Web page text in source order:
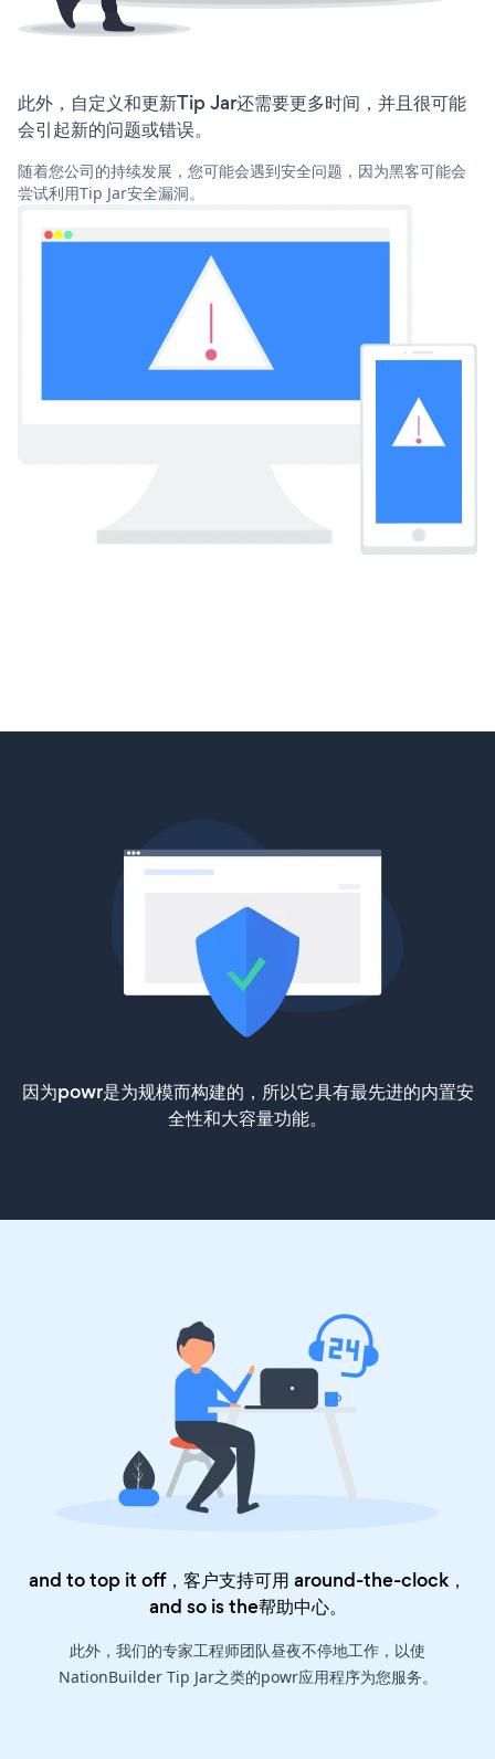
此外，自定义和更新Tip Jar还需要更多时间，并且很可能
会引起新的问题或错误。
随着您公司的持续发展，您可能会遇到安全问题，因为黑客可能会
尝试利用Tip Jar安全漏洞。
因为powr是为规模而构建的，所以它具有最先进的内置安
全性和大容量功能。
and to top it off，客户支持可用 around-the-clock，
and so is the帮助中心。
此外，我们的专家工程师团队昼夜不停地工作，以使
NationBuilder Tip Jar之类的powr应用程序为您服务。